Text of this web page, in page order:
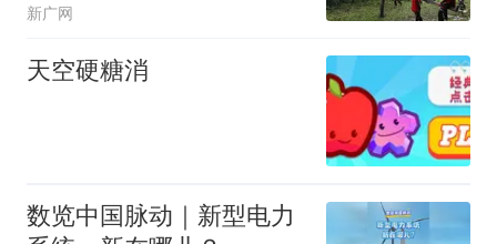
情
新广网
天空硬糖消
数览中国脉动｜新型电力